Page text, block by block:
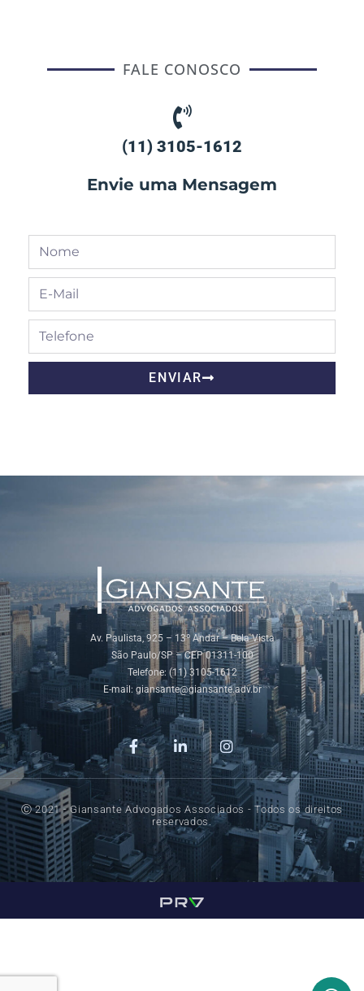
FALE CONOSCO
(11) 3105-1612
Envie uma Mensagem
ENVIAR
Av. Paulista, 925 – 13º Andar – Bela Vista
São Paulo/SP – CEP 01311-100
Telefone: (11) 3105-1612
E-mail: giansante@giansante.adv.br
Ⓒ 2021 - Giansante Advogados Associados - Todos os direitos
reservados.